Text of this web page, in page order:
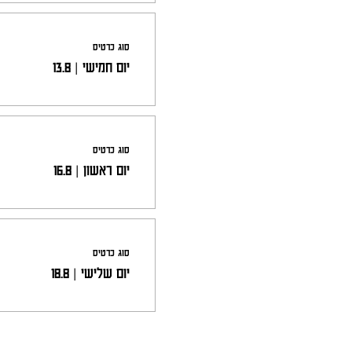
סוג כרטיס
יום חמישי | 13.8
סוג כרטיס
יום ראשון | 16.8
סוג כרטיס
יום שלישי | 18.8